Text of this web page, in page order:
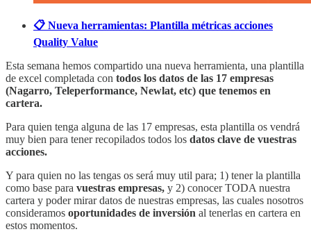
📋 Nueva herramientas: Plantilla métricas acciones
Quality Value
Esta semana hemos compartido una nueva herramienta, una plantilla
de excel completada con todos los datos de las 17 empresas
(Nagarro, Teleperformance, Newlat, etc) que tenemos en
cartera.
Para quien tenga alguna de las 17 empresas, esta plantilla os vendrá
muy bien para tener recopilados todos los datos clave de vuestras
acciones.
Y para quien no las tengas os será muy util para; 1) tener la plantilla
como base para vuestras empresas, y 2) conocer TODA nuestra
cartera y poder mirar datos de nuestras empresas, las cuales nosotros
consideramos oportunidades de inversión al tenerlas en cartera en
estos momentos.